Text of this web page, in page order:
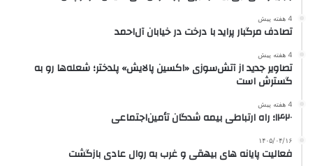
4 هفته پیش
تصادف مرگبار پراید با درخت در خیابان آل‌احمد
4 هفته پیش
تصاویر جدید از آتش‌سوزی «اکسین پالایش» پلدختر؛ شعله‌ها رو به
گسترش است
4 هفته پیش
۱۴۲۰؛ راه ارتباطی بیمه شدگان تأمین‌اجتماعی
۱۴۰۵/۰۴/۱۶
فعالیت پایانه های بیهقی و غرب به روال عادی بازگشت